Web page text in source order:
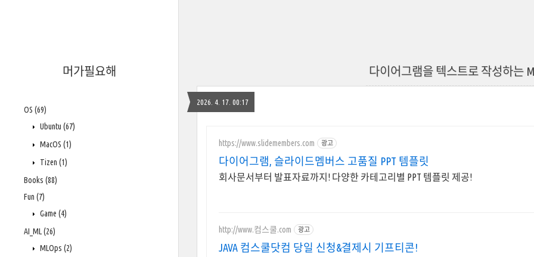
머가필요해
OS (69)
Ubuntu (67)
MacOS (1)
Tizen (1)
Books (88)
Fun (7)
Game (4)
AI_ML(26)
MLOps (2)
다이어그램을 텍스트로 작성하는
2026. 4. 17. 00:17
https://www.slidemembers.com 광고
다이어그램, 슬라이드멤버스 고품질 PPT 템플릿
회사문서부터 발표자료까지! 다양한 카테고리별 PPT 템플릿 제공!
http://www.컴스쿨.com 광고
JAVA 컴스쿨닷컴 당일 신청&결제시 기프티콘!